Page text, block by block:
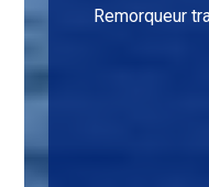
Remorqueur